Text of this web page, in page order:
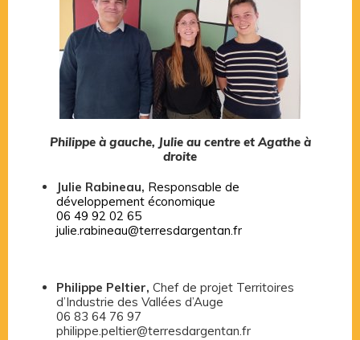
Philippe à gauche, Julie au centre et Agathe à
droite
Julie Rabineau, Responsable de
développement économique
06 49 92 02 65
julie.rabineau@terresdargentan.fr
Philippe Peltier, Chef de projet Territoires
d’Industrie des Vallées d’Auge
06 83 64 76 97
philippe.peltier@terresdargentan.fr